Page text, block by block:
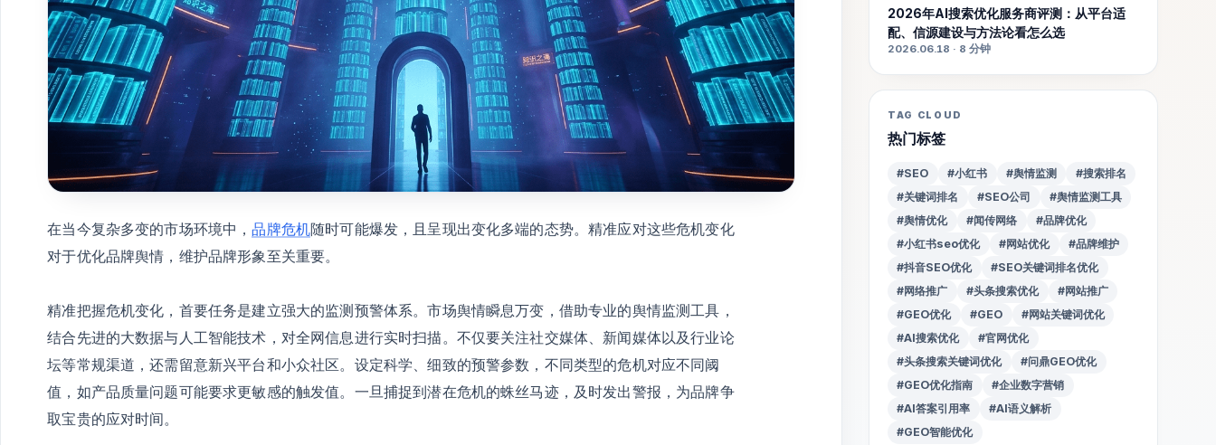
在当今复杂多变的市场环境中，品牌危机随时可能爆发，且呈现出变化多端的态势。精准应对这些危机变化
对于优化品牌舆情，维护品牌形象至关重要。
精准把握危机变化，首要任务是建立强大的监测预警体系。市场舆情瞬息万变，借助专业的舆情监测工具，
结合先进的大数据与人工智能技术，对全网信息进行实时扫描。不仅要关注社交媒体、新闻媒体以及行业论
坛等常规渠道，还需留意新兴平台和小众社区。设定科学、细致的预警参数，不同类型的危机对应不同阈
值，如产品质量问题可能要求更敏感的触发值。一旦捕捉到潜在危机的蛛丝马迹，及时发出警报，为品牌争
取宝贵的应对时间。
2026年AI搜索优化服务商评测：从平台适
配、信源建设与方法论看怎么选
2026.06.18 · 8 分钟
TAG CLOUD
热门标签
#SEO #小红书 #舆情监测
#搜索排名
#关键词排名
#SEO公司
#舆情监测工具
#舆情优化
#闻传网络
#品牌优化
#小红书seo优化
#网站优化
#品牌维护
#抖音SEO优化
#SEO关键词排名优化
#网络推广
#头条搜索优化
#网站推广
#GEO优化
#GEO
#网站关键词优化
#AI搜索优化
#官网优化
#头条搜索关键词优化
#问鼎GEO优化
#GEO优化指南
#企业数字营销
#AI答案引用率
#AI语义解析
#GEO智能优化